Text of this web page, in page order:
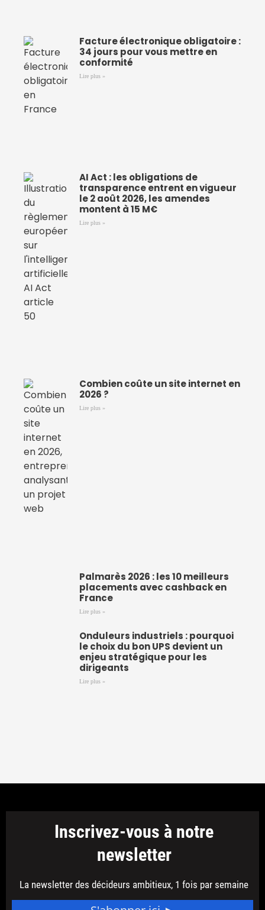
Facture électronique obligatoire :
34 jours pour vous mettre en
conformité
Lire plus »
AI Act : les obligations de
transparence entrent en vigueur
le 2 août 2026, les amendes
montent à 15 M€
Lire plus »
Combien coûte un site internet en
2026 ?
Lire plus »
Palmarès 2026 : les 10 meilleurs
placements avec cashback en
France
Lire plus »
Onduleurs industriels : pourquoi
le choix du bon UPS devient un
enjeu stratégique pour les
dirigeants
Lire plus »